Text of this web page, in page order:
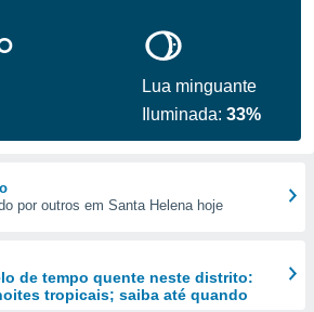
Lua minguante
Iluminada:33%
por outros em Santa Helena hoje
de tempo quente neste distrito:
tropicais; saiba até quando